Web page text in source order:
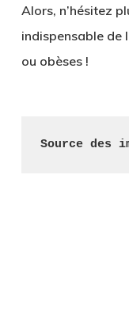
Alors, n’hésitez
indispensable de
ou obèses !
Source des